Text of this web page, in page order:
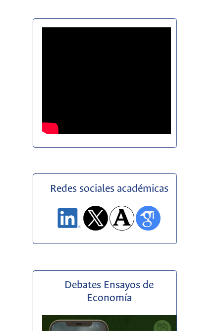
Redes sociales académicas
Debates Ensayos de
Economía